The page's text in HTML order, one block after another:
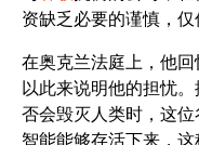
资缺乏必要的谨慎，仅
在奥克兰法庭上，他回
以此来说明他的担忧
否会毁灭人类时，这
智能能够存活下来，这